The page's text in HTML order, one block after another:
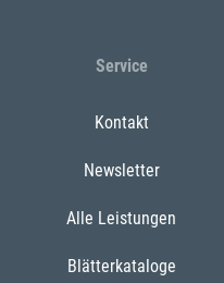
Service
Kontakt
Newsletter
Alle Leistungen
Blätterkataloge